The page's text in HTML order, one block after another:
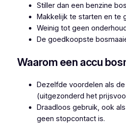
Stiller dan een benzine
Makkelijk te starten en te
Weinig tot geen
De goedkoopste
Waarom een accu
Dezelfde voordelen als
(uitgezonderd het
Draadloos gebruik, ook
geen stopcontact is.